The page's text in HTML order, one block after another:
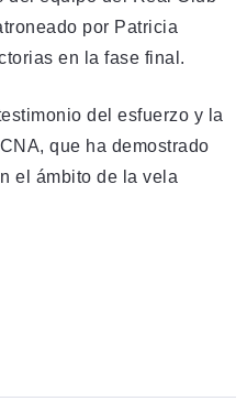
por Patricia
en la fase final.
del esfuerzo y la
que ha demostrado
el ámbito de la vela